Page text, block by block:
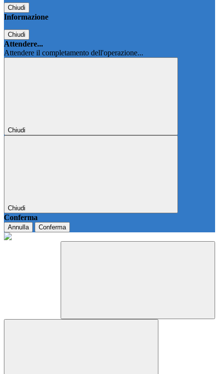
Chiudi
Informazione
Chiudi
Attendere...
Attendere il completamento dell'operazione...
Chiudi
Chiudi
Conferma
Annulla Conferma